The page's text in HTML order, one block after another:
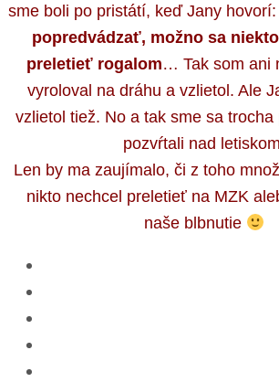
sme boli po pristátí, keď Jany hovorí:
popredvádzať, možno sa
preletieť rogalom… Tak som ani
vyroloval na dráhu a vzlietol. Ale
vzlietol tiež. No a tak sme sa trocha
pozvŕtali nad
Len by ma zaujímalo, či z toho
nikto nechcel preletieť na MZK
naše blbnutie